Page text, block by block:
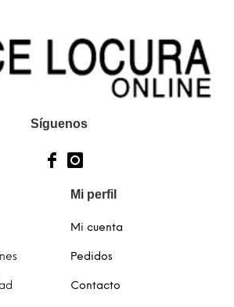
Síguenos
Mi perfil
Mi cuenta
Pedidos
Contacto